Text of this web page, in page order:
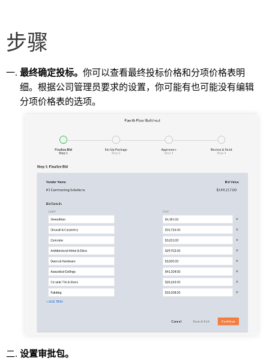
步骤
最终确定投标。 你可以查看最终投标价格和分项价格表明
细。根据公司管理员要求的设置，你可能有也可能没有编辑
分项价格表的选项。
设置审批包。